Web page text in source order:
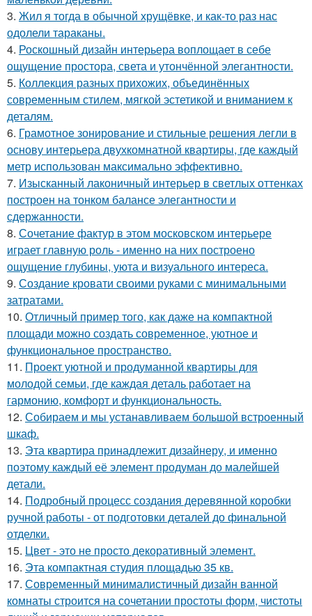
3. Жил я тогда в обычной хрущёвке, и как-то раз нас
одолели тараканы.
4. Роскошный дизайн интерьера воплощает в себе
ощущение простора, света и утончённой элегантности.
5. Коллекция разных прихожих, объединённых
современным стилем, мягкой эстетикой и вниманием к
деталям.
6. Грамотное зонирование и стильные решения легли в
основу интерьера двухкомнатной квартиры, где каждый
метр использован максимально эффективно.
7. Изысканный лаконичный интерьер в светлых оттенках
построен на тонком балансе элегантности и
сдержанности.
8. Сочетание фактур в этом московском интерьере
играет главную роль - именно на них построено
ощущение глубины, уюта и визуального интереса.
9. Создание кровати своими руками с минимальными
затратами.
10. Отличный пример того, как даже на компактной
площади можно создать современное, уютное и
функциональное пространство.
11. Проект уютной и продуманной квартиры для
молодой семьи, где каждая деталь работает на
гармонию, комфорт и функциональность.
12. Собираем и мы устанавливаем большой встроенный
шкаф.
13. Эта квартира принадлежит дизайнеру, и именно
поэтому каждый её элемент продуман до малейшей
детали.
14. Подробный процесс создания деревянной коробки
ручной работы - от подготовки деталей до финальной
отделки.
15. Цвет - это не просто декоративный элемент.
16. Эта компактная студия площадью 35 кв.
17. Современный минималистичный дизайн ванной
комнаты строится на сочетании простоты форм, чистоты